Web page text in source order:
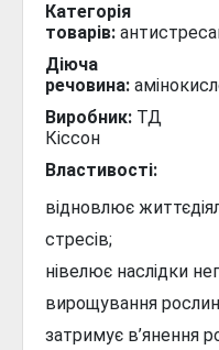
Категорія
товарів:
Діюча
речовина:
Виробник: ТД
Кіссон
Властивості:
відновлює
стресів;
нівелює наслідки
вирощування
затримує в’янення